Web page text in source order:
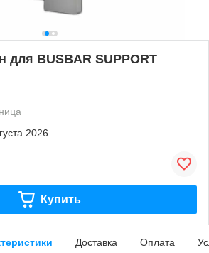
для BUSBAR SUPPORT
2026
Купить
Доставка Оплата